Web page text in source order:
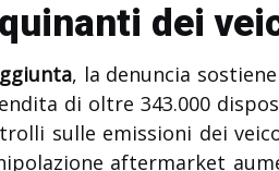
dei
, la denuncia
di oltre 343.000
sulle emissioni dei
aftermarket